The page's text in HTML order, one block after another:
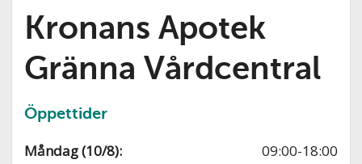
Kronans Apotek
Gränna Vårdcentral
Öppettider
Måndag (10/8):
09:00-18:00